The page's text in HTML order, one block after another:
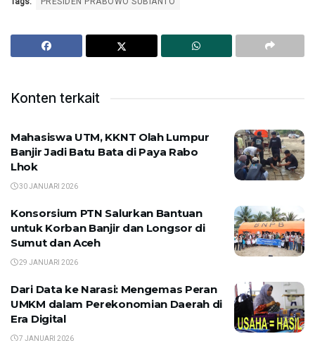
Konten terkait
Mahasiswa UTM, KKNT Olah Lumpur
Banjir Jadi Batu Bata di Paya Rabo
Lhok
30 JANUARI 2026
Konsorsium PTN Salurkan Bantuan
untuk Korban Banjir dan Longsor di
Sumut dan Aceh
29 JANUARI 2026
Dari Data ke Narasi: Mengemas Peran
UMKM dalam Perekonomian Daerah di
Era Digital
7 JANUARI 2026